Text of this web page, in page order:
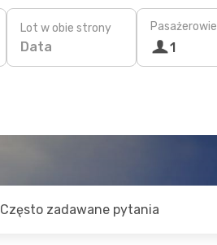
Lot w obie strony
Data
Pasażerowie
1
Często zadawane pytania